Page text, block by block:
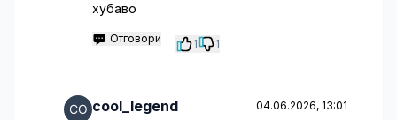
хубаво
Отговори 1 1
cool_legend 04.06.2026, 13:01